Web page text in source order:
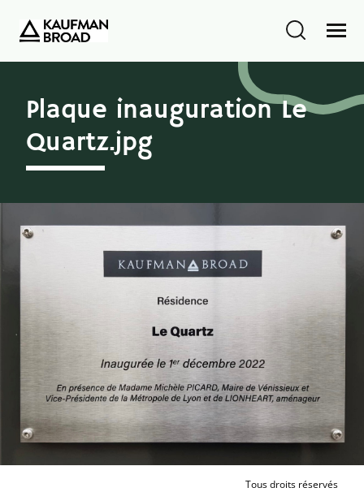
Plaque inauguration Le
Quartz.jpg
Tous droits réservés